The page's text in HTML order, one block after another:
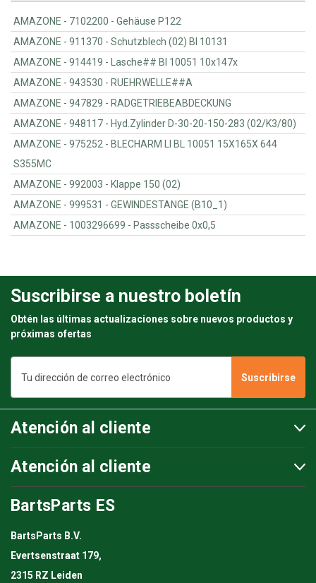
AMAZONE - 7102200 - Gehäuse P122
AMAZONE - 911370 - Schutzblech (02) Bl 10131
AMAZONE - 914419 - Lasche## Bl 10051 10x147x
AMAZONE - 943530 - RUEHRWELLE##A
AMAZONE - 947829 - RADGETRIEBEABDECKUNG
AMAZONE - 948117 - Hyd.Zylinder D-30-20-150-283 (02/K3/80)
AMAZONE - 975252 - BLECHARM LI BL 10051 15X165X 644
S355MC
AMAZONE - 992003 - Klappe 150 (02)
AMAZONE - 999531 - GEWINDESTANGE (B10_1)
AMAZONE - 1003296699 - Passscheibe 0x0,5
Suscribirse a nuestro boletín
Obtén las últimas actualizaciones sobre nuevos productos y
próximas ofertas
correo
electrónico
Atención al cliente
Atención al cliente
BartsParts ES
BartsParts B.V.
Evertsenstraat 179,
2315 RZ Leiden